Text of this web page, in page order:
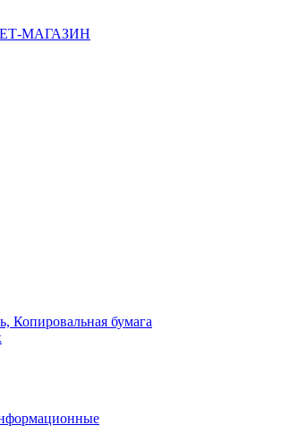
МАГАЗИН
Копировальная бумага